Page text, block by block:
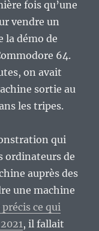
fois qu’une
vendre un
la démo de
64.
on avait
sortie au
les tripes.
qui
ordinateurs de
auprès des
une machine
ce qui
, il fallait